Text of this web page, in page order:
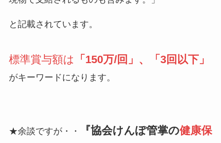
と記載されています。
標準賞与額は 「150万/回」、「3回以下」
がキーワードになります。
★余談ですが・・ 『協会けんぽ管掌の健康保